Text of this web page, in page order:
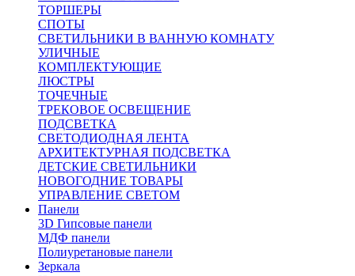
ТОРШЕРЫ
СПОТЫ
СВЕТИЛЬНИКИ В ВАННУЮ КОМНАТУ
УЛИЧНЫЕ
КОМПЛЕКТУЮЩИЕ
ЛЮСТРЫ
ТОЧЕЧНЫЕ
ТРЕКОВОЕ ОСВЕЩЕНИЕ
ПОДСВЕТКА
СВЕТОДИОДНАЯ ЛЕНТА
АРХИТЕКТУРНАЯ ПОДСВЕТКА
ДЕТСКИЕ СВЕТИЛЬНИКИ
НОВОГОДНИЕ ТОВАРЫ
УПРАВЛЕНИЕ СВЕТОМ
Панели
3D Гипсовые панели
МДФ панели
Полиуретановые панели
Зеркала